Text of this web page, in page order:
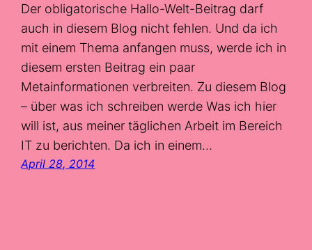
Der obligatorische Hallo-Welt-Beitrag darf
auch in diesem Blog nicht fehlen. Und da ich
mit einem Thema anfangen muss, werde ich in
diesem ersten Beitrag ein paar
Metainformationen verbreiten. Zu diesem Blog
– über was ich schreiben werde Was ich hier
will ist, aus meiner täglichen Arbeit im Bereich
IT zu berichten. Da ich in einem…
April 28, 2014